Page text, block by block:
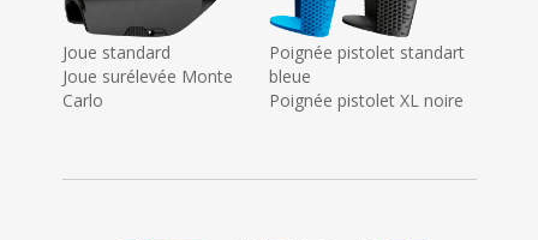
Joue standard
Joue surélevée Monte
Carlo
Poignée pistolet standart
bleue
Poignée pistolet XL noire